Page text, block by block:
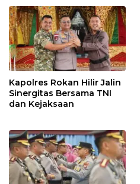
Kapolres Rokan Hilir Jalin
Sinergitas Bersama TNI
dan Kejaksaan